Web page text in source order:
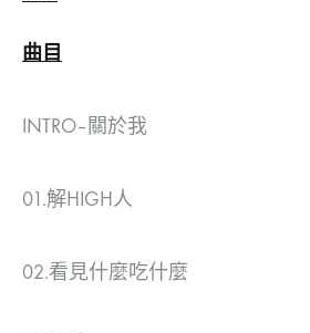
曲目
INTRO–關於我
01.解HIGH人
02.看見什麼吃什麼